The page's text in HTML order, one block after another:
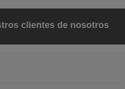
clientes de nosotros